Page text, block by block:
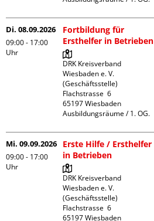
Di. 08.09.2026
09:00 - 17:00
Uhr
Fortbildung für
Ersthelfer in Betrieben
DRK Kreisverband
Wiesbaden e. V.
(Geschäftsstelle)
Flachstrasse  6
65197 Wiesbaden
Ausbildungsräume / 1. OG.
Mi. 09.09.2026
09:00 - 17:00
Uhr
Erste Hilfe / Ersthelfer
in Betrieben
DRK Kreisverband
Wiesbaden e. V.
(Geschäftsstelle)
Flachstrasse  6
65197 Wiesbaden